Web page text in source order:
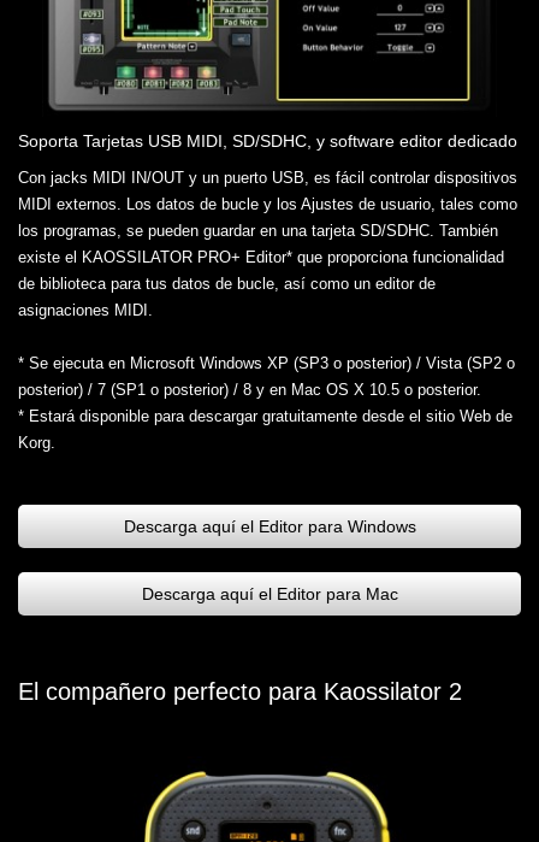
Soporta Tarjetas USB MIDI, SD/SDHC, y software editor dedicado
Con jacks MIDI IN/OUT y un puerto USB, es fácil controlar dispositivos
MIDI externos. Los datos de bucle y los Ajustes de usuario, tales como
los programas, se pueden guardar en una tarjeta SD/SDHC. También
existe el KAOSSILATOR PRO+ Editor* que proporciona funcionalidad
de biblioteca para tus datos de bucle, así como un editor de
asignaciones MIDI.
* Se ejecuta en Microsoft Windows XP (SP3 o posterior) / Vista (SP2 o
posterior) / 7 (SP1 o posterior) / 8 y en Mac OS X 10.5 o posterior.
* Estará disponible para descargar gratuitamente desde el sitio Web de
Korg.
Descarga aquí el Editor para Windows
Descarga aquí el Editor para Mac
El compañero perfecto para Kaossilator 2